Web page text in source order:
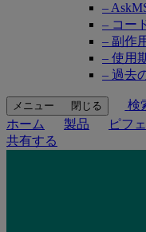
–
– コー
– 副作
– 使用
– 過去
メニュー 閉じる
検
ホーム
製品 ピフ
共有する